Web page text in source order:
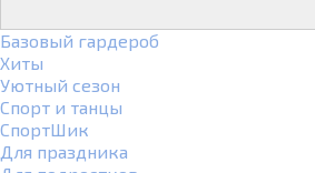
Базовый гардероб
Хиты
Уютный сезон
Спорт и танцы
СпортШик
Для праздника